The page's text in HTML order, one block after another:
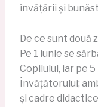
învățării și
De ce sunt două
Pe 1 iunie se
Copilului, iar pe
Învățătorului;
și cadre